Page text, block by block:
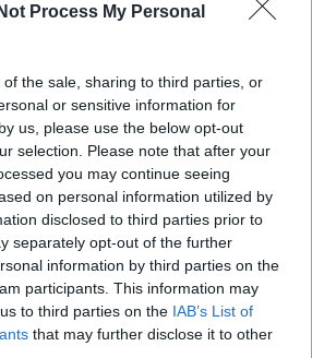
Process My Personal
the sale, sharing to third parties, or
or sensitive information for
us, please use the below opt-out
selection. Please note that after your
you may continue seeing
on personal information utilized by
disclosed to third parties prior to
separately opt-out of the further
information by third parties on the
participants. This information may
to third parties on the IAB’s List of
that may further disclose it to other